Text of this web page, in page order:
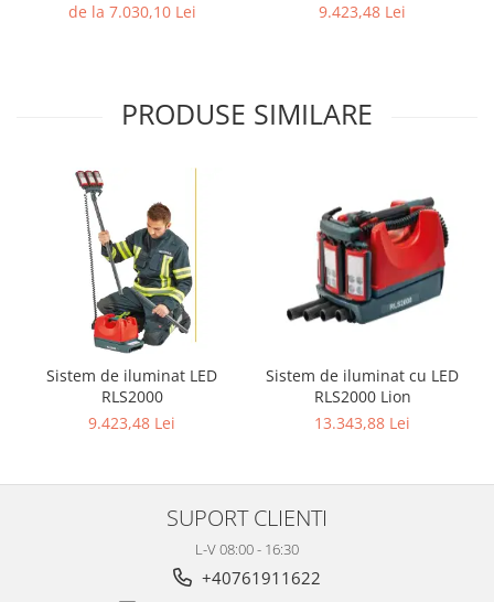
de la 7.030,10 Lei
9.423,48 Lei
PRODUSE SIMILARE
Sistem de iluminat LED
RLS2000
9.423,48 Lei
Sistem de iluminat cu LED
RLS2000 Lion
13.343,88 Lei
SUPORT CLIENTI
L-V 08:00 - 16:30
+40761911622